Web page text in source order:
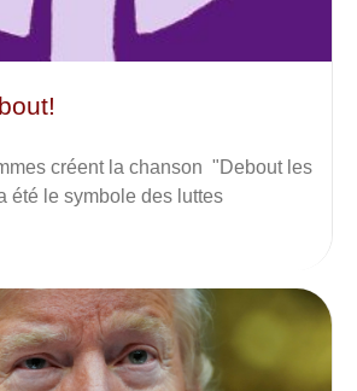
créent la chanson "Debout les
été le symbole des luttes